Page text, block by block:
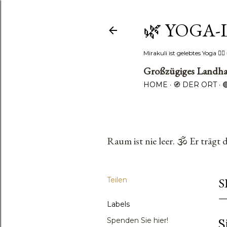
🌿 YOGA-
Mirakuli ist gelebtes Yoga
Großzügiges
HOME 🧭 DER ORT
Raum ist nie leer. 🕉️ Er trägt
Teilen
Labels
Spenden Sie hier!